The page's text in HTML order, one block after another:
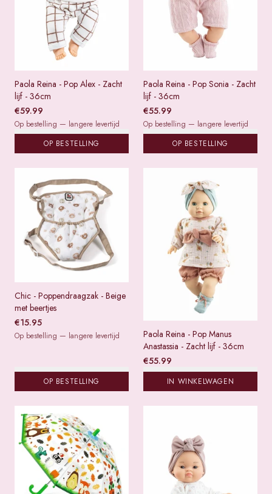
Paola Reina - Pop Alex - Zacht
lijf - 36cm
€59.99
Op bestelling — langere levertijd
OP BESTELLING
Paola Reina - Pop Sonia - Zacht
lijf - 36cm
€55.99
Op bestelling — langere levertijd
OP BESTELLING
Chic - Poppendraagzak - Beige
met beertjes
€15.95
Op bestelling — langere levertijd
OP BESTELLING
Paola Reina - Pop Manus
Anastassia - Zacht lijf - 36cm
€55.99
IN WINKELWAGEN